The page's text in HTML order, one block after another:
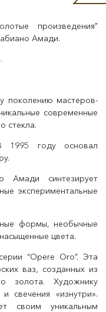
произведения"
Амади.
поколению мастеров-
современные
стекла.
1995 году основал
Амади синтезирует
экспериментальные
формы, необычные
цвета.
“Opere Oro”. Эта
ваз, созданных из
золота. Художнику
свечения «изнутри».
своим уникальным